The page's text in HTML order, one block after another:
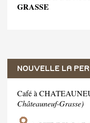
GRASSE
NOUVELLE LA
Café à
Châteauneuf-Grasse)